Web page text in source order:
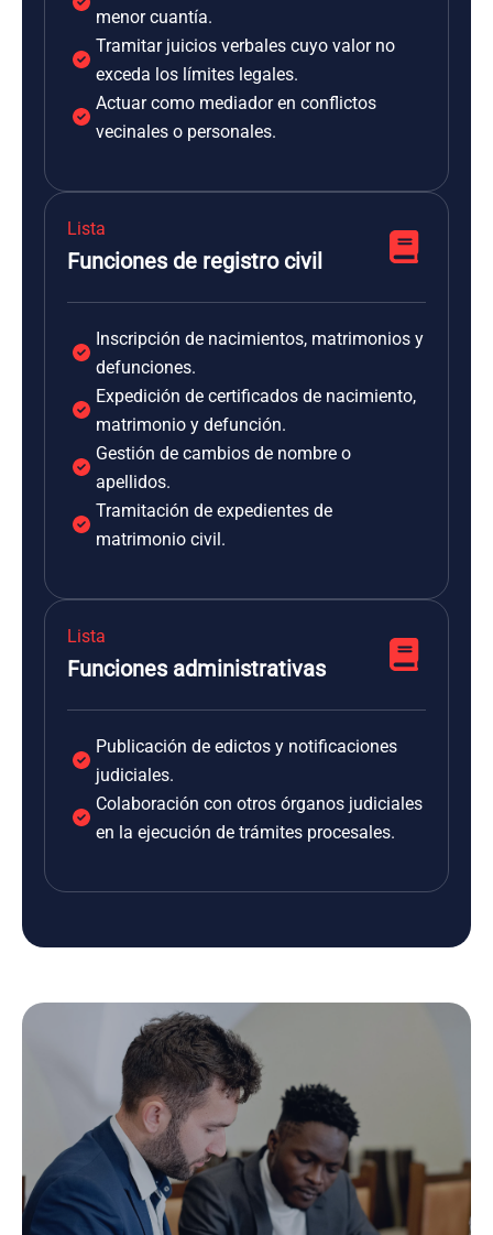
menor cuantía.
Tramitar juicios verbales cuyo valor no
exceda los límites legales.
Actuar como mediador en conflictos
vecinales o personales.
Lista
Funciones de registro civil
Inscripción de nacimientos, matrimonios y
defunciones.
Expedición de certificados de nacimiento,
matrimonio y defunción.
Gestión de cambios de nombre o
apellidos.
Tramitación de expedientes de
matrimonio civil.
Lista
Funciones administrativas
Publicación de edictos y notificaciones
judiciales.
Colaboración con otros órganos judiciales
en la ejecución de trámites procesales.